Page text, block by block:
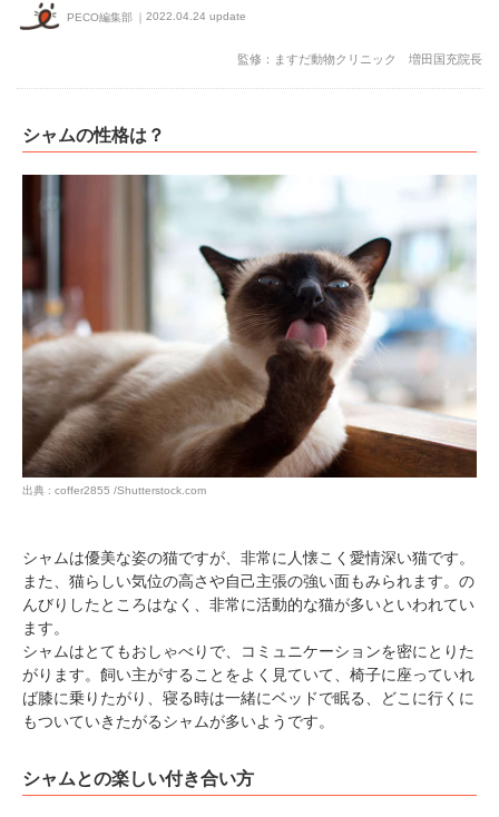
PECO編集部 2022.04.24 update
監修：ますだ動物クリニック 増田国充院長
シャムの性格は？
出典 : coffer2855 /Shutterstock.com
シャムは優美な姿の猫ですが、非常に人懐こく愛情深い猫です。
また、猫らしい気位の高さや自己主張の強い面もみられます。の
んびりしたところはなく、非常に活動的な猫が多いといわれてい
ます。
シャムはとてもおしゃべりで、コミュニケーションを密にとりた
がります。飼い主がすることをよく見ていて、椅子に座っていれ
ば膝に乗りたがり、寝る時は一緒にベッドで眠る、どこに行くに
もついていきたがるシャムが多いようです。
シャムとの楽しい付き合い方